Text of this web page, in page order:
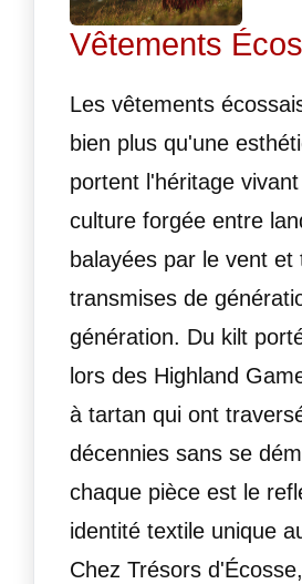
Vêtements
Les vêtements
bien plus qu'une
portent l'héritage
culture forgée entre
balayées par le vent et
transmises de
génération. Du kilt
lors des Highland
à tartan qui ont
décennies sans se
chaque pièce est le
identité textile unique
Chez Trésors